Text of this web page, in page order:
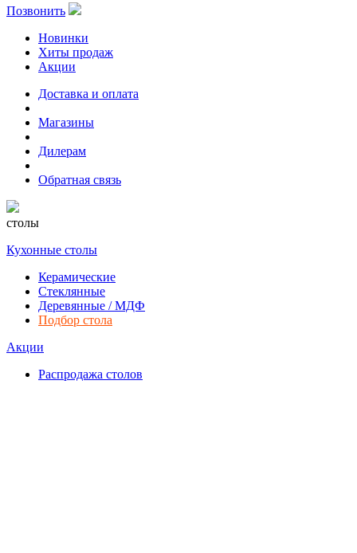
Позвонить
Новинки
Хиты продаж
Акции
Доставка и оплата
Магазины
Дилерам
Обратная связь
столы
Кухонные столы
Керамические
Стеклянные
Деревянные / МДФ
Подбор стола
Акции
Распродажа столов